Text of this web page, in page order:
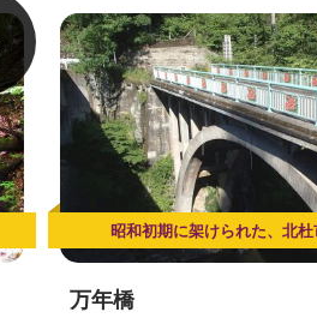
昭和初期に架けられた、北杜
万年橋